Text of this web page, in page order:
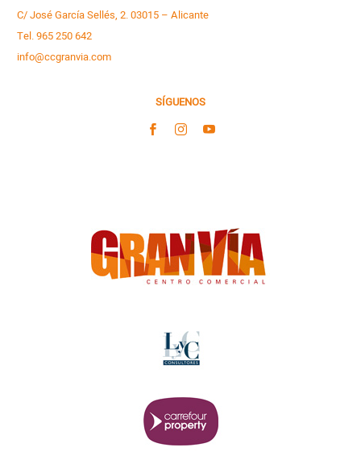
C/ José García Sellés, 2. 03015 – Alicante
Tel. 965 250 642
info@ccgranvia.com
SÍGUENOS